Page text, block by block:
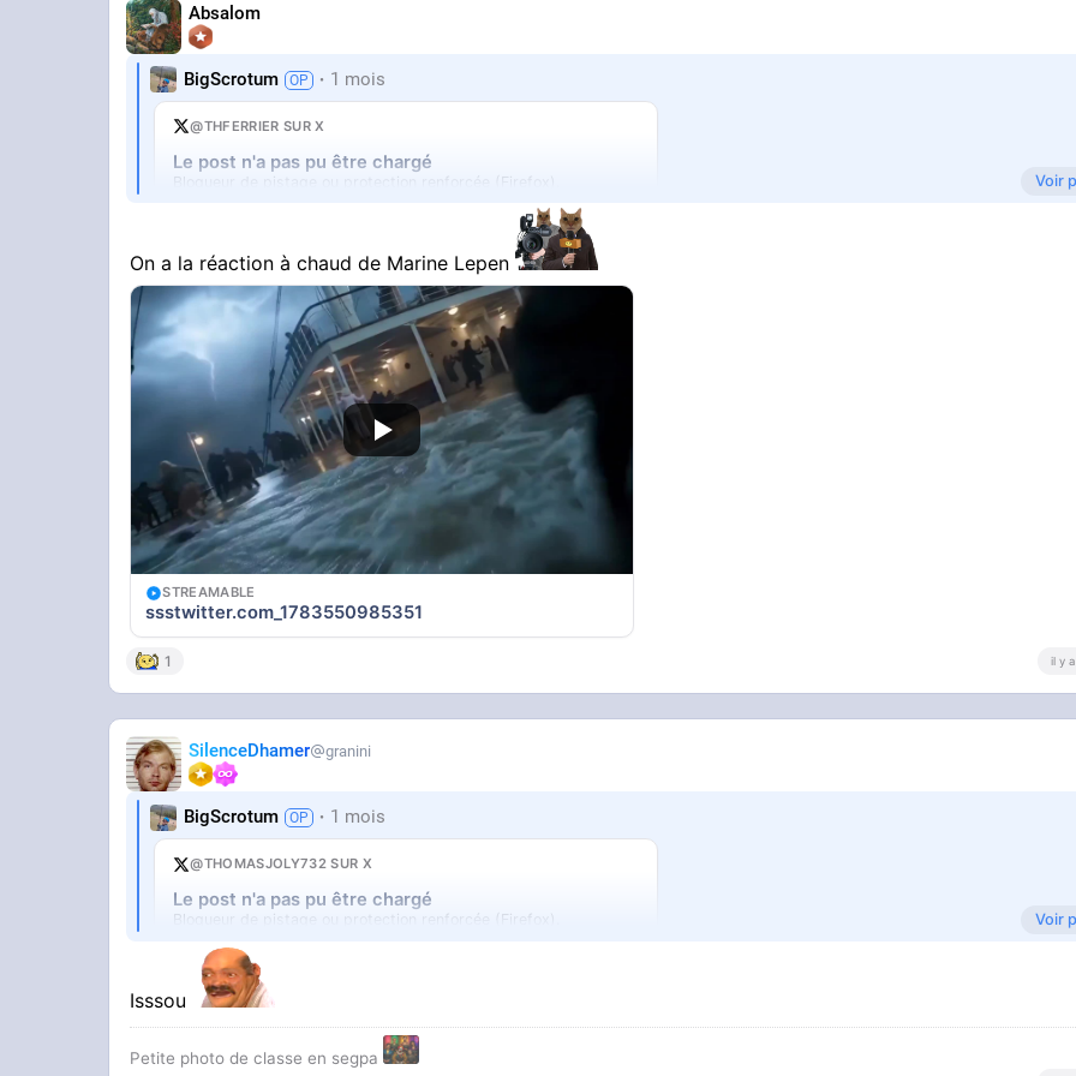
Absalom
BigScrotum 1 mois
@THFERRIER SUR X
Le post n'a pas pu être chargé
Bloqueur de pistage ou protection renforcée (Firefox).
vous pensez qu'elle va CRAQUER et annoncer son RETRAIT ?
Voir
On a la réaction à chaud de Marine Lepen
STREAMABLE
ssstwitter.com_1783550985351
1 il y
SilenceDhamer granini
BigScrotum 1 mois
@THOMASJOLY732 SUR X
Le post n'a pas pu être chargé
Bloqueur de pistage ou protection renforcée (Firefox).
Ouvrir sur X
Voir
Isssou
Petite photo de classe en segpa